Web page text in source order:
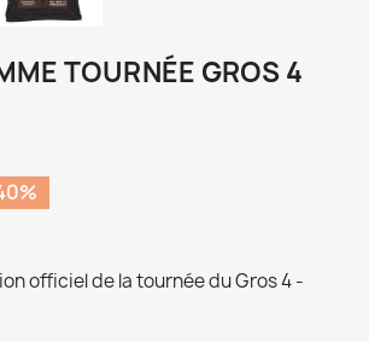
TOURNÉE GROS 4
officiel de la tournée du Gros 4 -